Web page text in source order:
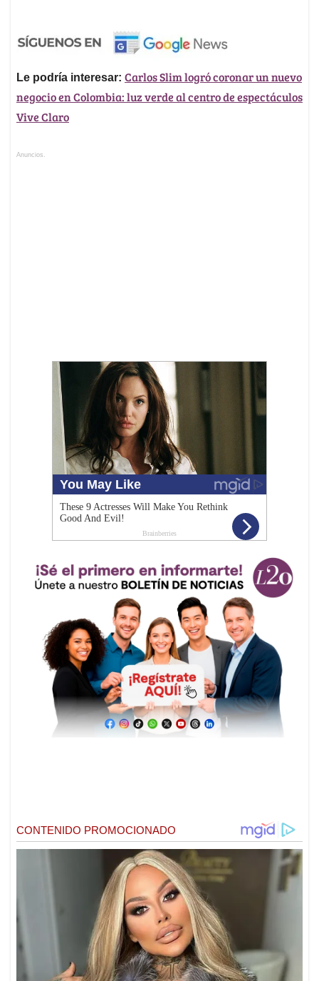
Le podría interesar: Carlos Slim logró coronar un nuevo
negocio en Colombia: luz verde al centro de espectáculos
Vive Claro
Anuncios.